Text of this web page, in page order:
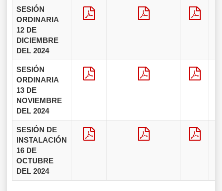
SESIÓN
ORDINARIA
12 DE
DICIEMBRE
DEL 2024
SESIÓN
ORDINARIA
13 DE
NOVIEMBRE
DEL 2024
SESIÓN DE
INSTALACIÓN
16 DE
OCTUBRE
DEL 2024